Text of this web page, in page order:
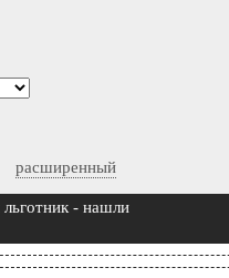
расширенный
- нашли